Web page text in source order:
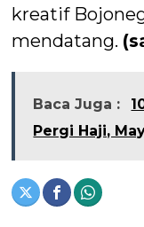
kreatif
mendatang.
Baca Juga :
Pergi Haji,